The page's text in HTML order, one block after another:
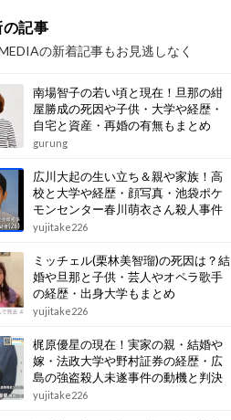
記事
の新着記事もお見逃しなく
南場智子の若い頃と現在！旦那の紺
屋勝成の死因や子供・大学や経歴・
自宅と資産・再婚の有無もまとめ
gurung
広川大起の生い立ち＆親や家族！高
校と大学や経歴・顔写真・池袋ポケ
モンセンター春川萌衣さん殺人事件
の動機もまとめ
yujitake226
ミッチェル(栗林美智瑠)の死因は？結
婚や旦那と子供・芸人やオペラ歌手
の経歴・出身大学もまとめ
yujitake226
梶原優星の現在！実家の親・結婚や
嫁・法政大学や野村証券の経歴・広
島の強盗殺人未遂事件の動機と判決
もまとめ
yujitake226